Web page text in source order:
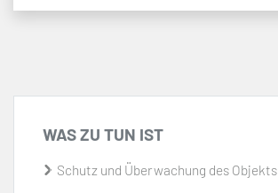
WAS ZU TUN IST
Schutz und Überwachung des Objekts